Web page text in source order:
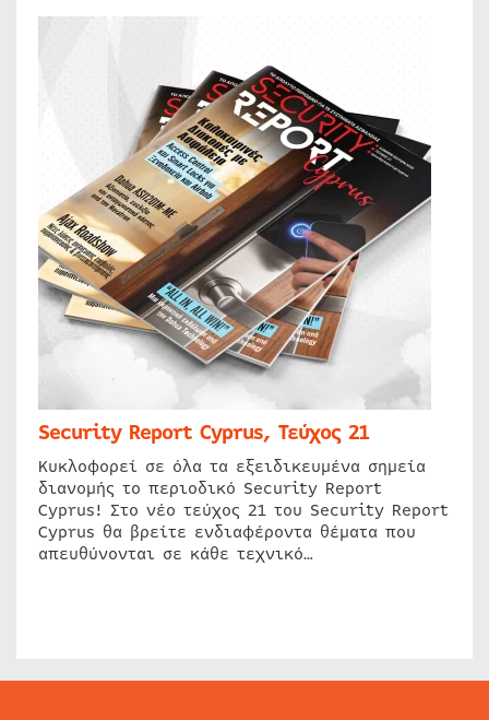
Security Report Cyprus, Τεύχος 21
Κυκλοφορεί σε όλα τα εξειδικευμένα σημεία
διανομής το περιοδικό Security Report
Cyprus! Στο νέο τεύχος 21 του Security Report
Cyprus θα βρείτε ενδιαφέροντα θέματα που
απευθύνονται σε κάθε τεχνικό…